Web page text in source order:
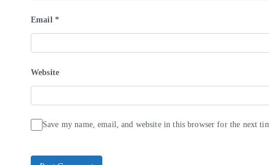
Email *
Website
Save my name, email, and website in this browser for the next